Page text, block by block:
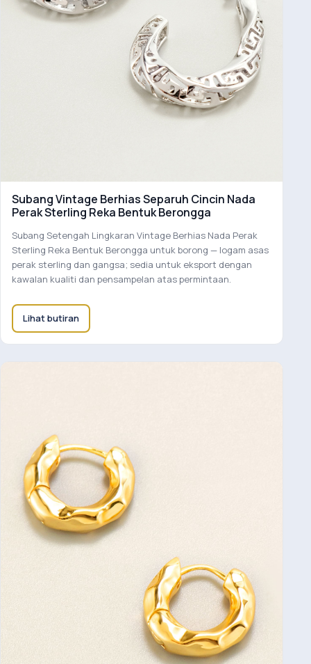
Subang Vintage Berhias Separuh Cincin Nada
Perak Sterling Reka Bentuk Berongga
Subang Setengah Lingkaran Vintage Berhias Nada Perak
Sterling Reka Bentuk Berongga untuk borong — logam asas
perak sterling dan gangsa; sedia untuk eksport dengan
kawalan kualiti dan pensampelan atas permintaan.
Lihat butiran